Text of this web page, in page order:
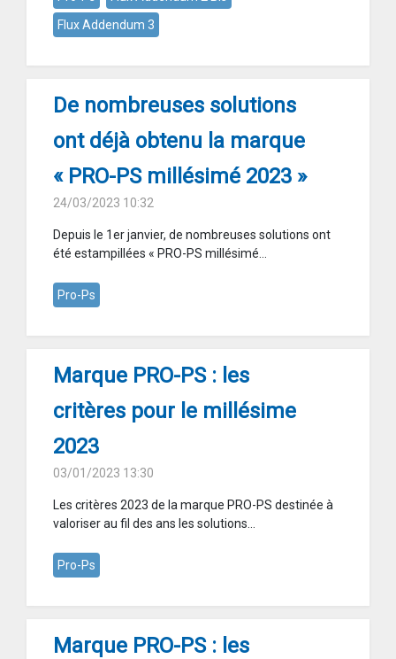
Flux Addendum 3
De nombreuses solutions
ont déjà obtenu la marque
« PRO-PS millésimé 2023 »
24/03/2023 10:32
Depuis le 1er janvier, de nombreuses solutions ont
été estampillées « PRO-PS millésimé...
Pro-Ps
Marque PRO-PS : les
critères pour le millésime
2023
03/01/2023 13:30
Les critères 2023 de la marque PRO-PS destinée à
valoriser au fil des ans les solutions...
Pro-Ps
Marque PRO-PS : les